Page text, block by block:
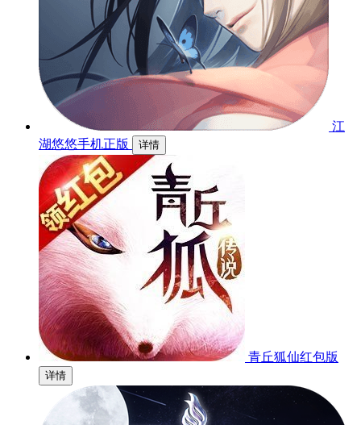
江
湖悠悠手机正版
详情
青丘狐仙红包版
详情